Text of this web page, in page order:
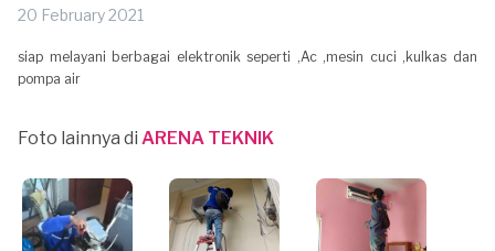
20 February 2021
siap melayani berbagai elektronik seperti ,Ac ,mesin cuci ,kulkas dan
pompa air
Foto lainnya di ARENA TEKNIK